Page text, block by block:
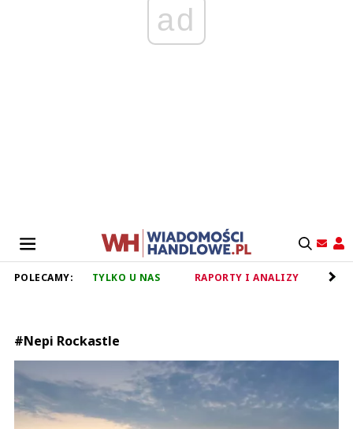
ad
POLECAMY: TYLKO U NAS RAPORTY I ANALIZY
#Nepi Rockastle